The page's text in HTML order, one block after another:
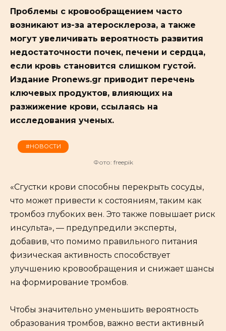
Проблемы с кровообращением часто
возникают из-за атеросклероза, а также
могут увеличивать вероятность развития
недостаточности почек, печени и сердца,
если кровь становится слишком густой.
Издание Pronews.gr приводит перечень
ключевых продуктов, влияющих на
разжижение крови, ссылаясь на
исследования ученых.
#НОВОСТИ
Фото: freepik
«Сгустки крови способны перекрыть сосуды,
что может привести к состояниям, таким как
тромбоз глубоких вен. Это также повышает риск
инсульта», — предупредили эксперты,
добавив, что помимо правильного питания
физическая активность способствует
улучшению кровообращения и снижает шансы
на формирование тромбов.
Чтобы значительно уменьшить вероятность
образования тромбов, важно вести активный